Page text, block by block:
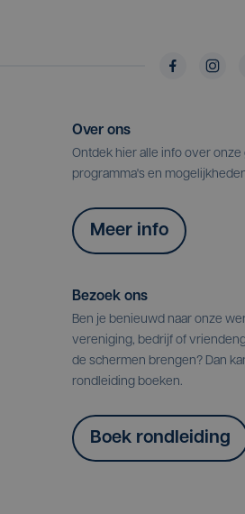
Over ons
Ontdek hier alle info over
programma's en
Meer info
Bezoek ons
Ben je benieuwd naar onze
vereniging, bedrijf of
de schermen brengen? Dan
rondleiding boeken.
Boek rondleiding